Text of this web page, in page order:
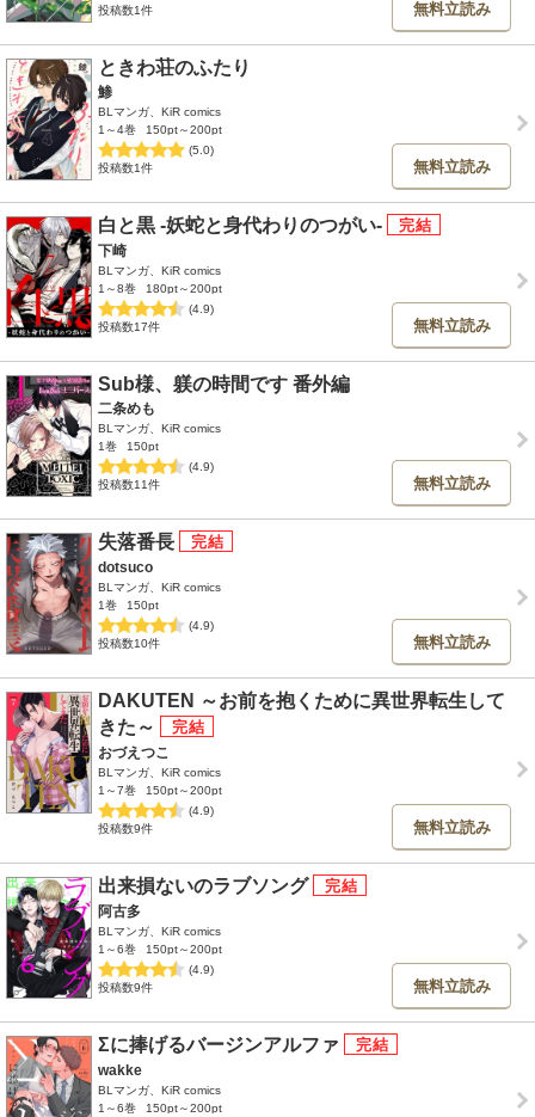
投稿数1件 無料立読み
ときわ荘のふたり
鯵
BLマンガ、KiR comics
1～4巻
150pt～200pt
(5.0)
投稿数1件
無料立読み
白と黒 -妖蛇と身代わりのつがい-
下崎
BLマンガ、KiR comics
1～8巻
180pt～200pt
(4.9)
投稿数17件
無料立読み
Sub様、躾の時間です 番外編
二条めも
BLマンガ、KiR comics
1巻
150pt
(4.9)
投稿数11件
無料立読み
失落番長
dotsuco
BLマンガ、KiR comics
1巻
150pt
(4.9)
投稿数10件
無料立読み
DAKUTEN ～お前を抱くために異世界転生して
きた～
おづえつこ
BLマンガ、KiR comics
1～7巻
150pt～200pt
(4.9)
投稿数9件
無料立読み
出来損ないのラブソング
阿古多
BLマンガ、KiR comics
1～6巻
150pt～200pt
(4.9)
投稿数9件
無料立読み
Σに捧げるバージンアルファ
wakke
BLマンガ、KiR comics
1～6巻
150pt～200pt